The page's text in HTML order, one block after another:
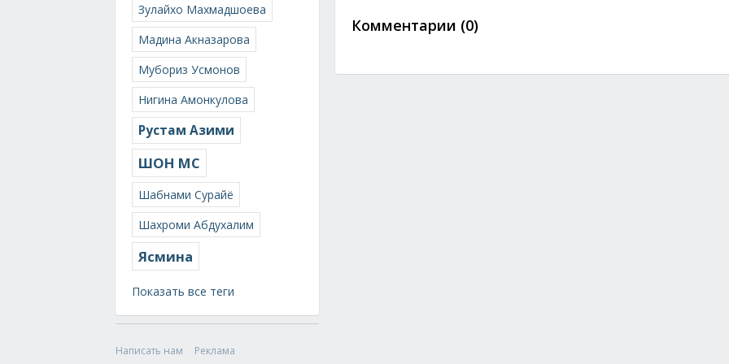
Зулайхо Махмадшоева
Мадина Акназарова
Мубориз Усмонов
Нигина Амонкулова
Рустам Азими
ШОН МС
Шабнами Сурайё
Шахроми Абдухалим
Ясмина
Показать все теги
Написать нам
Реклама
Комментарии (0)